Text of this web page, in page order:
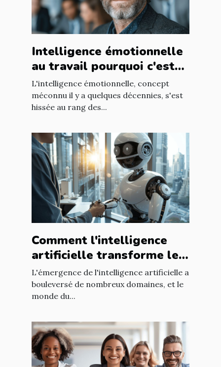
Intelligence émotionnelle
au travail pourquoi c'est
un atout pour votre équipe
RH
L'intelligence émotionnelle, concept
méconnu il y a quelques décennies, s'est
hissée au rang des...
Comment l'intelligence
artificielle transforme les
méthodes de recrutement
L'émergence de l'intelligence artificielle a
bouleversé de nombreux domaines, et le
monde du...